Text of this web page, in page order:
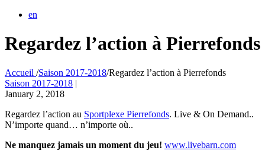
en
Regardez l’action à Pierrefonds
Accueil /Saison 2017-2018/Regardez l’action à Pierrefonds
Saison 2017-2018 |
January 2, 2018
Regardez l’action au Sportplexe Pierrefonds. Live & On Demand..
N’importe quand… n’importe où..
Ne manquez jamais un moment du jeu! www.livebarn.com